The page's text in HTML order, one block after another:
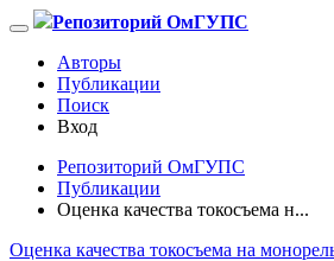
Репозиторий ОмГУПС
Авторы
Публикации
Поиск
Вход
Репозиторий ОмГУПС
Публикации
Оценка качества токосъема н...
Оценка качества токосъема на